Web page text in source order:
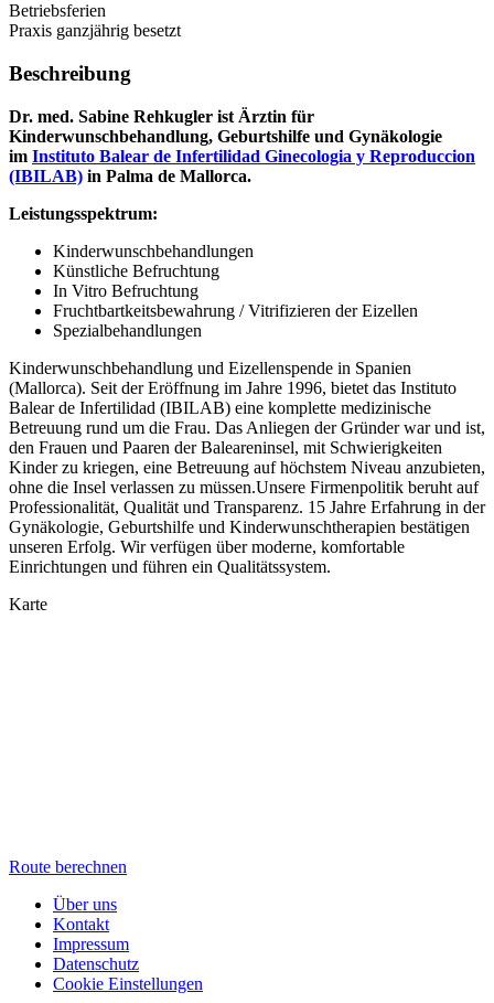
Betriebsferien
Praxis ganzjährig besetzt
Beschreibung
Dr. med. Sabine Rehkugler ist Ärztin für
Kinderwunschbehandlung, Geburtshilfe und Gynäkologie
im Instituto Balear de Infertilidad Ginecologia y Reproduccion
(IBILAB) in Palma de Mallorca.
Leistungsspektrum:
Kinderwunschbehandlungen
Künstliche Befruchtung
In Vitro Befruchtung
Fruchtbartkeitsbewahrung / Vitrifizieren der Eizellen
Spezialbehandlungen
Kinderwunschbehandlung und Eizellenspende in Spanien
(Mallorca). Seit der Eröffnung im Jahre 1996, bietet das Instituto
Balear de Infertilidad (IBILAB) eine komplette medizinische
Betreuung rund um die Frau. Das Anliegen der Gründer war und ist,
den Frauen und Paaren der Baleareninsel, mit Schwierigkeiten
Kinder zu kriegen, eine Betreuung auf höchstem Niveau anzubieten,
ohne die Insel verlassen zu müssen.Unsere Firmenpolitik beruht auf
Professionalität, Qualität und Transparenz. 15 Jahre Erfahrung in der
Gynäkologie, Geburtshilfe und Kinderwunschtherapien bestätigen
unseren Erfolg. Wir verfügen über moderne, komfortable
Einrichtungen und führen ein Qualitätssystem.
Karte
Route berechnen
Über uns
Kontakt
Impressum
Datenschutz
Cookie Einstellungen